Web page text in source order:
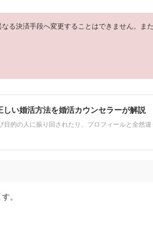
る決済手段へ変更することはできません。ま
い婚活方法を婚活カウンセラーが解説
的の人に振り回されたり、プロフィールと全然
。